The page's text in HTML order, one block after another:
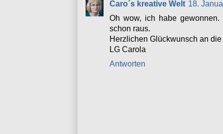
Caro´s kreative Welt 18.
Oh wow, ich habe
schon raus.
Herzlichen Glückwunsch an
LG Carola
Antworten